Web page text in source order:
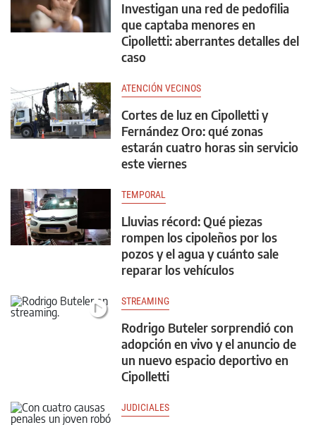
Investigan una red de pedofilia
que captaba menores en
Cipolletti: aberrantes detalles del
caso
ATENCIÓN VECINOS
Cortes de luz en Cipolletti y
Fernández Oro: qué zonas
estarán cuatro horas sin servicio
este viernes
TEMPORAL
Lluvias récord: Qué piezas
rompen los cipoleños por los
pozos y el agua y cuánto sale
reparar los vehículos
STREAMING
Rodrigo Buteler sorprendió con
adopción en vivo y el anuncio de
un nuevo espacio deportivo en
Cipolletti
JUDICIALES